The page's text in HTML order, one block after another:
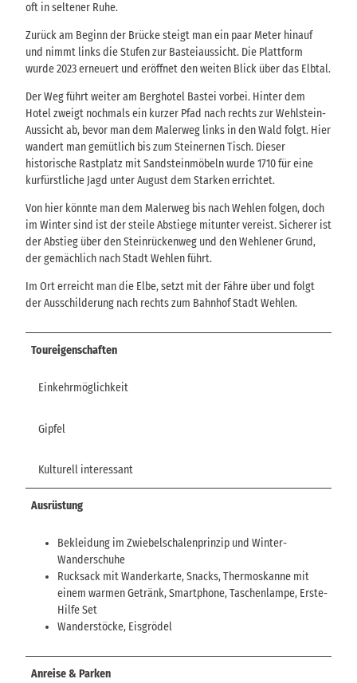
oft in seltener Ruhe.
Zurück am Beginn der Brücke steigt man ein paar Meter hinauf
und nimmt links die Stufen zur Basteiaussicht. Die Plattform
wurde 2023 erneuert und eröffnet den weiten Blick über das Elbtal.
Der Weg führt weiter am Berghotel Bastei vorbei. Hinter dem
Hotel zweigt nochmals ein kurzer Pfad nach rechts zur Wehlstein-
Aussicht ab, bevor man dem Malerweg links in den Wald folgt. Hier
wandert man gemütlich bis zum Steinernen Tisch. Dieser
historische Rastplatz mit Sandsteinmöbeln wurde 1710 für eine
kurfürstliche Jagd unter August dem Starken errichtet.
Von hier könnte man dem Malerweg bis nach Wehlen folgen, doch
im Winter sind ist der steile Abstiege mitunter vereist. Sicherer ist
der Abstieg über den Steinrückenweg und den Wehlener Grund,
der gemächlich nach Stadt Wehlen führt.
Im Ort erreicht man die Elbe, setzt mit der Fähre über und folgt
der Ausschilderung nach rechts zum Bahnhof Stadt Wehlen.
Toureigenschaften
Einkehrmöglichkeit
Gipfel
Kulturell interessant
Ausrüstung
Bekleidung im Zwiebelschalenprinzip und Winter-
Wanderschuhe
Rucksack mit Wanderkarte, Snacks, Thermoskanne mit
einem warmen Getränk, Smartphone, Taschenlampe, Erste-
Hilfe Set
Wanderstöcke, Eisgrödel
Anreise & Parken